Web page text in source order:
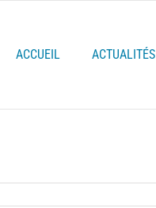
ACCUEIL ACTUALITÉS